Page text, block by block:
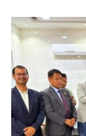
,,